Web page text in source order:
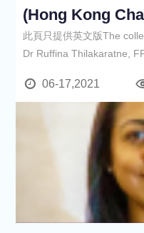
(Hong Kong
此頁只提供英文版The
Dr Ruffina Thilakaratne,
06-17,2021